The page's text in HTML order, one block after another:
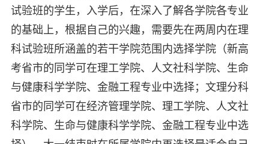
试验班的学生，入学后，在深入了解各学院各专业
的基础上，根据自己的兴趣，需要先在两周内在理
科试验班所涵盖的若干学院范围内选择学院（新高
考省市的同学可在理工学院、人文社科学院、生命
与健康科学学院、金融工程专业中选择；文理分科
省市的同学可在经济管理学院、理工学院、人文社
科学院、生命与健康科学学院、金融工程专业中选